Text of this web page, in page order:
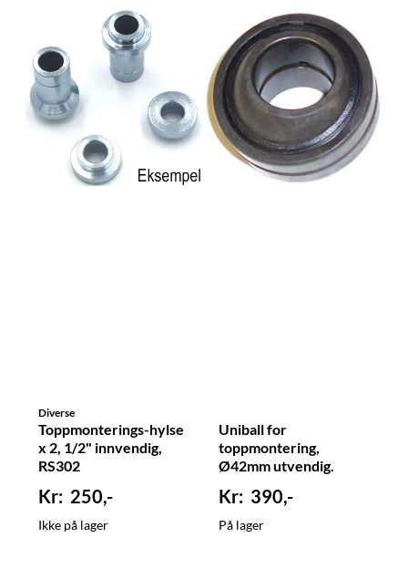
Diverse
Toppmonterings-hylse
x 2, 1/2" innvendig,
RS302
250,-
Ikke på lager
Uniball for
toppmontering,
Ø42mm utvendig.
390,-
På lager